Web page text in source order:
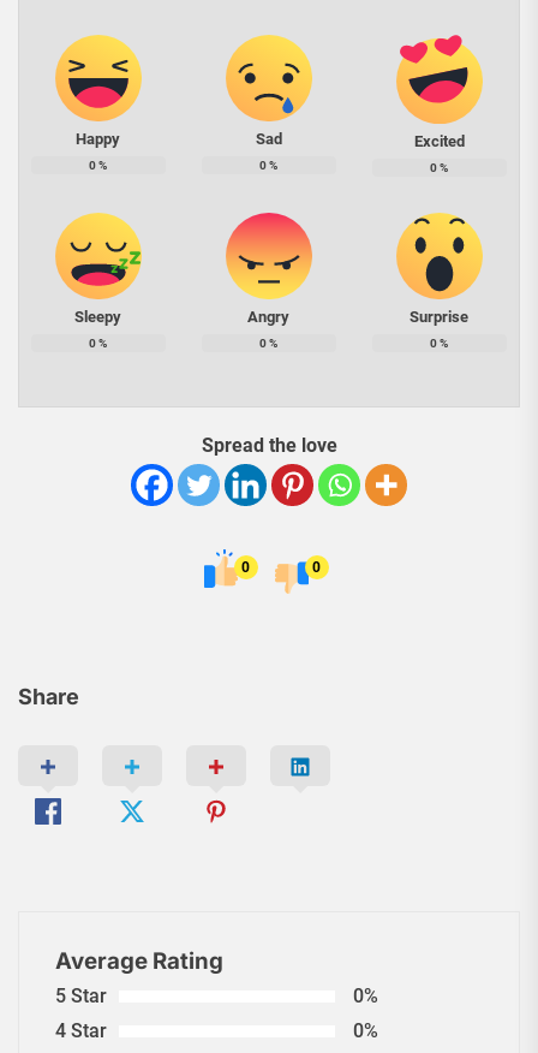
Share
Happy
0%
Sad
0%
Excited
0%
Sleepy
0%
Angry
0%
Surprise
0%
Spread the love
0 0
Average Rating
5 Star
0%
4 Star
0%